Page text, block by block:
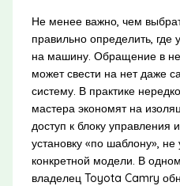
Не менее важно, чем
правильно определить, где
на машину. Обращение в
может свести на нет даже
систему. В практике
мастера экономят на
доступ к блоку управления
установку «по шаблону»,
конкретной модели. В
владелец Toyota Camry